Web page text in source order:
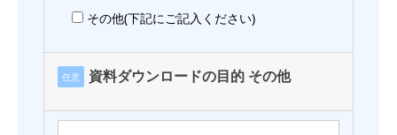
その他(下記にご記入ください)
任意 資料ダウンロードの目的 その他